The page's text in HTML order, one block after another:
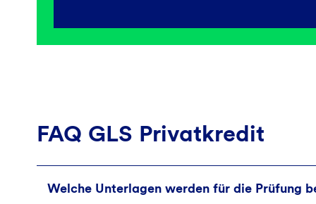
FAQ GLS Privatkredit
Welche Unterlagen werden für die Prüfung